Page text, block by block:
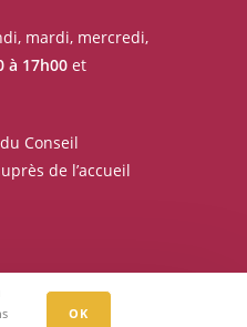
mardi, mercredi,
à 17h00et
Conseil
de l’accueil
OK